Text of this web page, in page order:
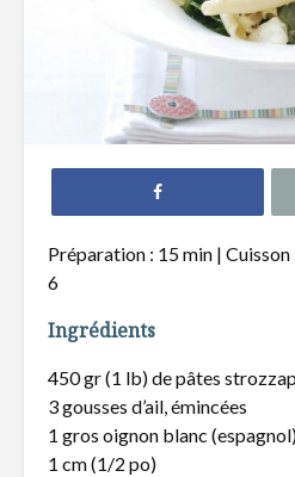
Préparation : 15 min |
6
Ingrédients
450 gr (1 lb) de pâtes
3 gousses d’ail, émincées
1 gros oignon blanc
1 cm (1/2 po)
Filet de truite à
l’érable
épicé et